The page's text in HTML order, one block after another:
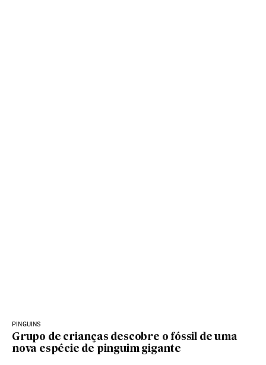
PINGUINS
Grupo de crianças descobre o fóssil de uma
nova espécie de pinguim gigante